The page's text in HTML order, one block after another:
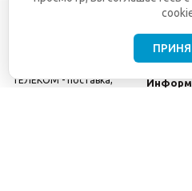
ТЕЛЕКОМ - поставка,